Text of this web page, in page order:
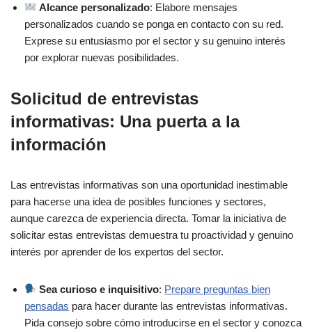
Alcance personalizado: Elabore mensajes
personalizados cuando se ponga en contacto con su red.
Exprese su entusiasmo por el sector y su genuino interés
por explorar nuevas posibilidades.
Solicitud de entrevistas
informativas: Una puerta a la
información
Las entrevistas informativas son una oportunidad inestimable
para hacerse una idea de posibles funciones y sectores,
aunque carezca de experiencia directa. Tomar la iniciativa de
solicitar estas entrevistas demuestra tu proactividad y genuino
interés por aprender de los expertos del sector.
Sea curioso e inquisitivo: Prepare preguntas bien
pensadas para hacer durante las entrevistas informativas.
Pida consejo sobre cómo introducirse en el sector y conozca